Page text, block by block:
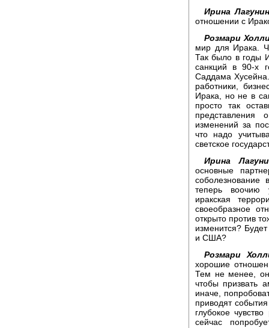
Ирина
отношении с
Розмари
мир для Ирака.
Так было в годы
санкций в 90-х
Саддама
работники,
Ирака, но не в
просто так
представления
изменений за
что надо
светское
Ирина
основные
теперь воочию
иракская
своеобразное
открыто против
изменится?
и США?
Розмари
хорошие
Тем не менее, он
чтобы призвать
иначе,
приводят
глубокое
сейчас